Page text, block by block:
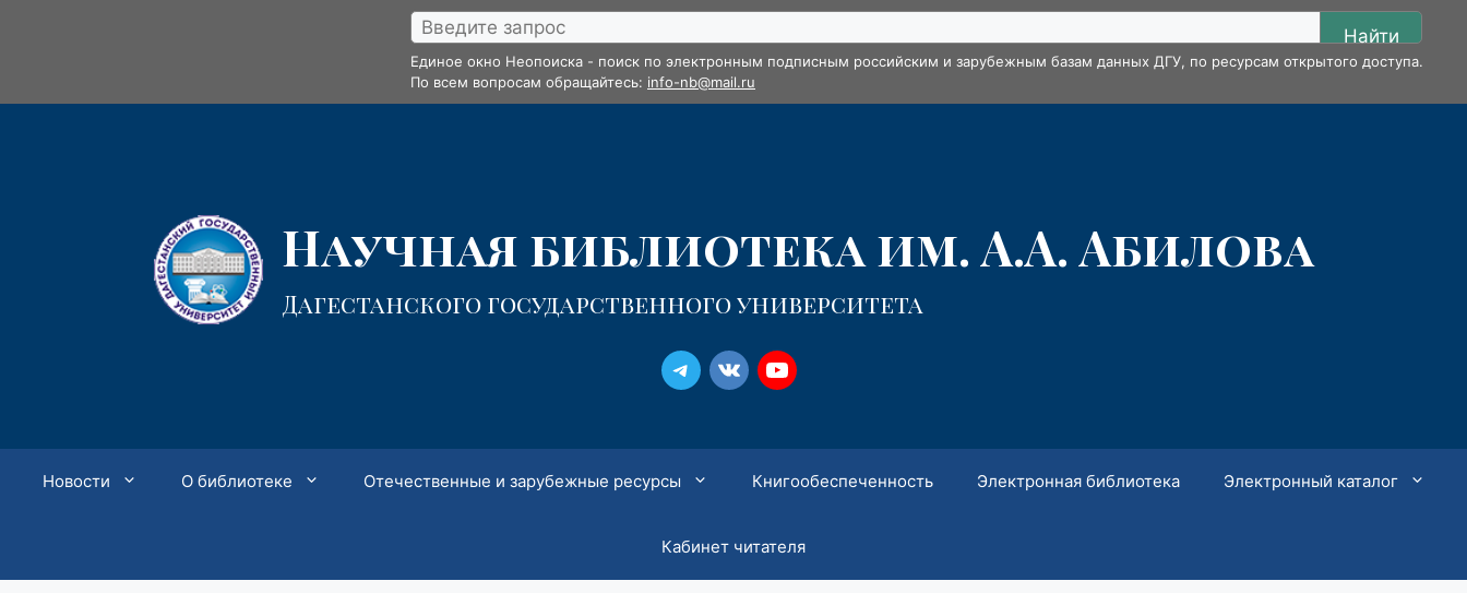
Найти
Единое окно Неопоиска - поиск по электронным подписным российским и зарубежным базам данных ДГУ, по ресурсам открытого доступа.
По всем вопросам обращайтесь: info-nb@mail.ru
Научная библиотека им. А.А. Абилова
Дагестанского государственного университета
Новости О библиотеке Отечественные и зарубежные ресурсы Книгообеспеченность Электронная библиотека Электронный каталог
Кабинет читателя